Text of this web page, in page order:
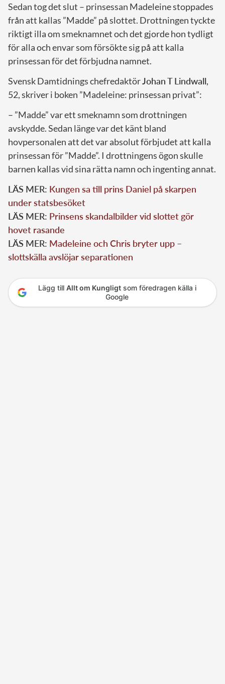
Sedan tog det slut – prinsessan Madeleine stoppades
från att kallas ”Madde” på slottet. Drottningen tyckte
riktigt illa om smeknamnet och det gjorde hon tydligt
för alla och envar som försökte sig på att kalla
prinsessan för det förbjudna namnet.
Svensk Damtidnings chefredaktörJohan T Lindwall,
52, skriver i boken ”Madeleine: prinsessan privat”:
– ”Madde” var ett smeknamn som drottningen
avskydde. Sedan länge var det känt bland
hovpersonalen att det var absolut förbjudet att kalla
prinsessan för ”Madde”. I drottningens ögon skulle
barnen kallas vid sina rätta namn och ingenting annat.
LÄS MER: Kungen sa till prins Daniel på skarpen
under statsbesöket
LÄS MER: Prinsens skandalbilder vid slottet gör
hovet rasande
LÄS MER: Madeleine och Chris bryter upp –
slottskälla avslöjar separationen
Lägg till Allt om Kungligtsom föredragen källa i
Google